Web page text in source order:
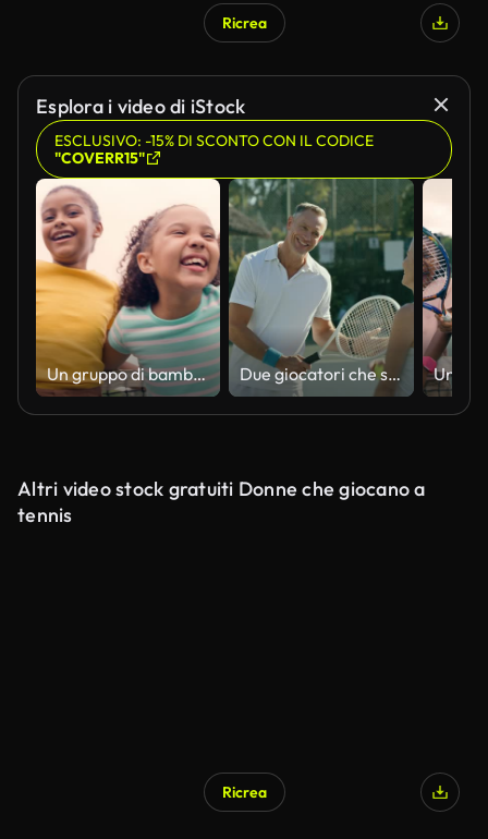
Ricrea
Esplora i video di iStock
ESCLUSIVO: -15% DI SCONTO CON IL CODICE
"COVERR15"
Un gruppo di bambini che giocano a tennis. Ritratto di giocatori di tennis felici, carini e diversi in piedi insieme e sorridenti sul campo Due giocatori che si danno il cinque dopo una partita di tennis
Altri video stock gratuiti Donne che giocano a
tennis
Ricrea